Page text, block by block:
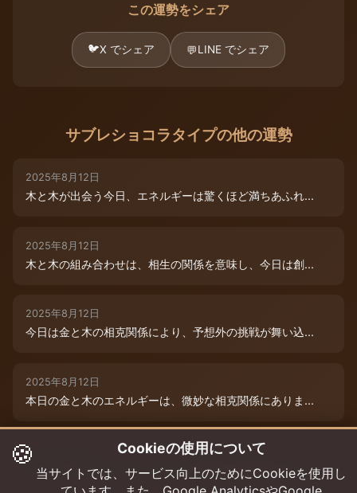
この運勢をシェア
🐦X でシェア 💬LINE でシェア
サブレショコラタイプの他の運勢
2025年8月12日
木と木が出会う今日、エネルギーは驚くほど満ちあふれ...
2025年8月12日
木と木の組み合わせは、相生の関係を意味し、今日は創...
2025年8月12日
今日は金と木の相克関係により、予想外の挑戦が舞い込...
2025年8月12日
本日の金と木のエネルギーは、微妙な相克関係にありま...
2025年8月9日
木と木が寄り添う今日、あなたの創造性は最高潮に達し...
🍪 Cookieの使用について
当サイトでは、サービス向上のためにCookieを使用し